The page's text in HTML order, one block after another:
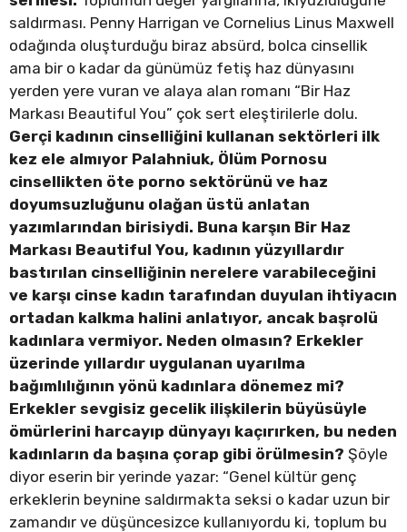
saldırması. Penny Harrigan ve Cornelius Linus Maxwell
odağında oluşturduğu biraz absürd, bolca cinsellik
ama bir o kadar da günümüz fetiş haz dünyasını
yerden yere vuran ve alaya alan romanı “Bir Haz
Markası Beautiful You” çok sert eleştirilerle dolu.
Gerçi kadının cinselliğini kullanan sektörleri ilk
kez ele almıyor Palahniuk, Ölüm Pornosu
cinsellikten öte porno sektörünü ve haz
doyumsuzluğunu olağan üstü anlatan
yazımlarından birisiydi. Buna karşın Bir Haz
Markası Beautiful You, kadının yüzyıllardır
bastırılan cinselliğinin nerelere varabileceğini
ve karşı cinse kadın tarafından duyulan ihtiyacın
ortadan kalkma halini anlatıyor, ancak başrolü
kadınlara vermiyor. Neden olmasın? Erkekler
üzerinde yıllardır uygulanan uyarılma
bağımlılığının yönü kadınlara dönemez mi?
Erkekler sevgisiz gecelik ilişkilerin büyüsüyle
ömürlerini harcayıp dünyayı kaçırırken, bu neden
kadınların da başına çorap gibi örülmesin? Şöyle
diyor eserin bir yerinde yazar: “Genel kültür genç
erkeklerin beynine saldırmakta seksi o kadar uzun bir
zamandır ve düşüncesizce kullanıyordu ki, toplum bu